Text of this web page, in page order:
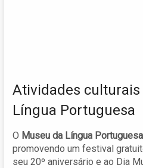
Atividades
Língua Portuguesa
O Museu da Língua Portuguesa
promovendo um festival
seu 20º aniversário e ao Dia